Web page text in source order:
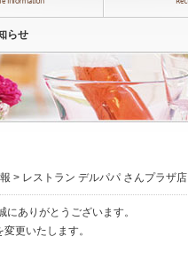
らせ
> レストラン デルパパ さんプラザ
ありがとうございます。
更いたします。